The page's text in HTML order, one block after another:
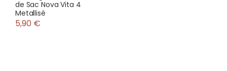
de Sac Nova Vita 4
Metallisé
5,90 €